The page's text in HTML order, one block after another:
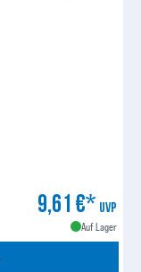
9,61 €* UVP
Auf Lager